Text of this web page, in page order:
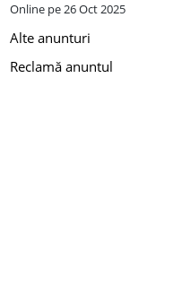
Online pe 26 Oct 2025
Alte anunturi
Reclamă anuntul